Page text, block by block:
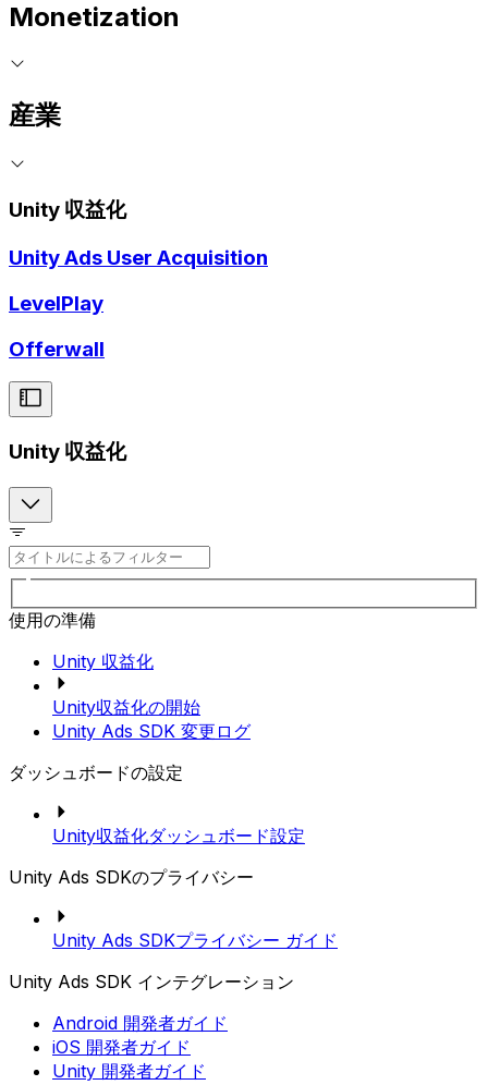
Monetization
産業
Unity 収益化
Unity Ads User Acquisition
LevelPlay
Offerwall
Unity 収益化
使用の準備
Unity 収益化
Unity収益化の開始
Unity Ads SDK 変更ログ
ダッシュボードの設定
Unity収益化ダッシュボード設定
Unity Ads SDKのプライバシー
Unity Ads SDKプライバシー ガイド
Unity Ads SDK インテグレーション
Android 開発者ガイド
iOS 開発者ガイド
Unity 開発者ガイド